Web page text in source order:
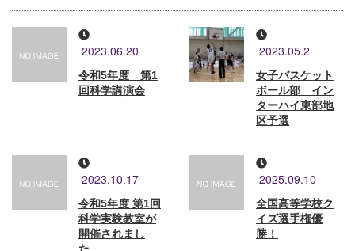
2023.06.20
令和5年度 第1
回科学講演会
2023.05.2
女子バスケット
ボール部 イン
ターハイ東部地
区予選
2023.10.17
令和5年度 第1回
科学実験教室が
開催されまし
2025.09.10
全国高等学校ク
イズ選手権優
勝！